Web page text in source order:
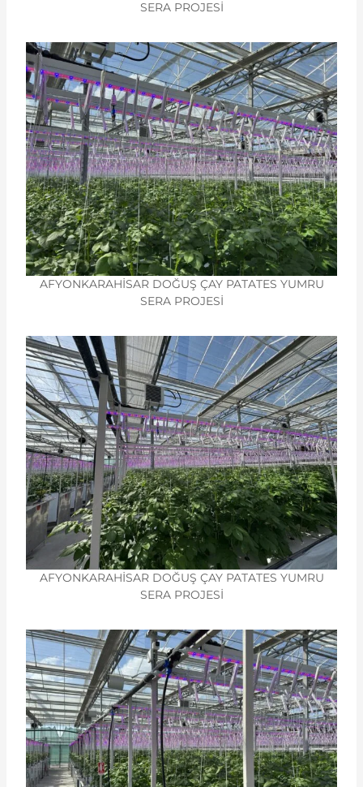
SERA PROJESİ
AFYONKARAHİSAR DOĞUŞ ÇAY PATATES YUMRU
SERA PROJESİ
AFYONKARAHİSAR DOĞUŞ ÇAY PATATES YUMRU
SERA PROJESİ